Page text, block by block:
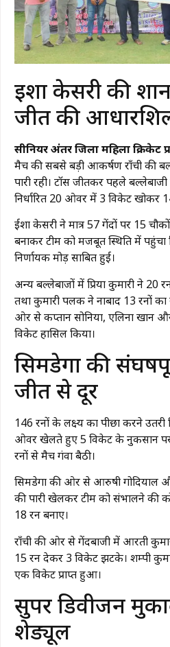
ईशा केसरी की
जीत की
सीनियर अंतर जिला महिला क्रिकेट
मैच की सबसे बड़ी आकर्षण राँची की
पारी रही। टॉस जीतकर पहले
निर्धारित 20 ओवर में 3 विकेट खोकर
ईशा केसरी ने मात्र 57 गेंदों पर 15
बनाकर टीम को मजबूत स्थिति में पहुंचा
निर्णायक मोड़ साबित हुई।
अन्य बल्लेबाजों में प्रिया कुमारी ने 20
तथा कुमारी पलक ने नाबाद 13 रनों का
ओर से कप्तान सोनिया, एलिना खान
विकेट हासिल किया।
सिमडेगा की
जीत से दूर
146 रनों के लक्ष्य का पीछा करने
ओवर खेलते हुए 5 विकेट के नुकसान
रनों से मैच गंवा बैठी।
सिमडेगा की ओर से आरुषी गोदियाल
की पारी खेलकर टीम को संभालने की
18 रन बनाए।
राँची की ओर से गेंदबाजी में आरती
15 रन देकर 3 विकेट झटके। शम्पी
एक विकेट प्राप्त हुआ।
सुपर डिवीजन
शेड्यूल